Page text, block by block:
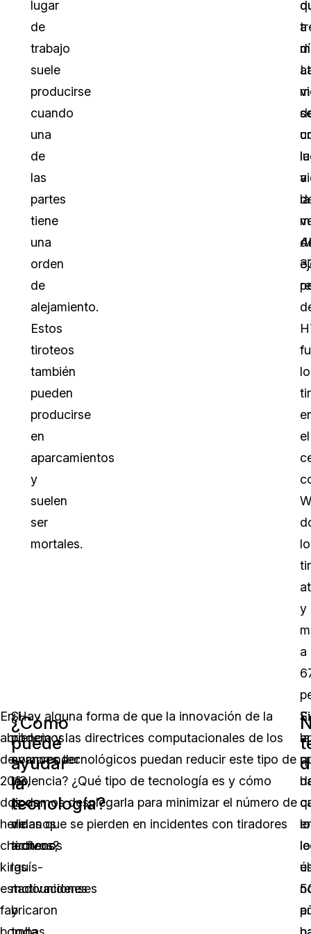
lugar
de
trabajo
suele
producirse
cuando
una
de
las
partes
tiene
una
orden
de
alejamiento.
Estos
tiroteos
también
pueden
producirse
en
aparcamientos
y
suelen
ser
mortales.
a
a
la
el
y
a
la
En
abril
de
2013,
dos
hermanos
chechenos
kirguís-
estadounidenses
fabricaron
¿Cómo
puede
ayudar
la
tecnología?
Si
podemos
comprender
los
tipos
de
tiroteos,
las
motivaciones
y
¿Hay alguna forma de que la innovación de la
ciencia y las directrices computacionales de los
avances tecnológicos puedan reducir este tipo de
violencia? ¿Qué tipo de tecnología es y cómo
podemos desplegarla para minimizar el número de
vidas que se pierden en incidentes con tiradores
activos?
la
Si